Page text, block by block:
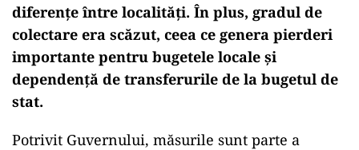
diferențe între localități. În plus, gradul de
colectare era scăzut, ceea ce genera pierderi
importante pentru bugetele locale și
dependență de transferurile de la bugetul de
stat.
Potrivit Guvernului, măsurile sunt parte a